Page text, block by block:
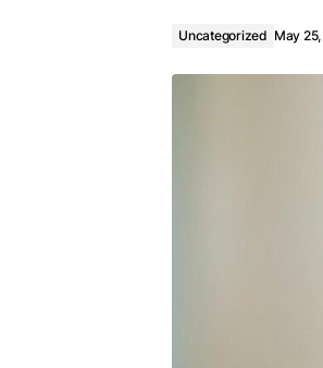
Uncategorized May